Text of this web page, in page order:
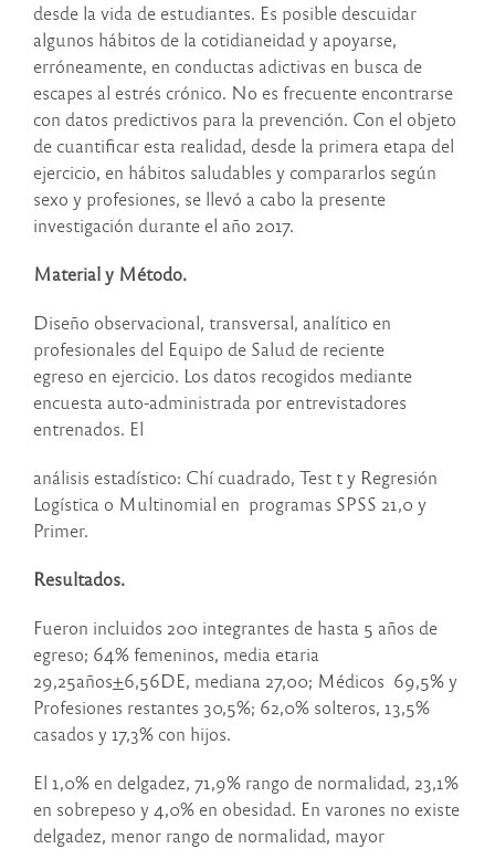
desde la vida de estudiantes. Es posible descuidar
algunos hábitos de la cotidianeidad y apoyarse,
erróneamente, en conductas adictivas en busca de
escapes al estrés crónico. No es frecuente encontrarse
con datos predictivos para la prevención. Con el objeto
de cuantificar esta realidad, desde la primera etapa del
ejercicio, en hábitos saludables y compararlos según
sexo y profesiones, se llevó a cabo la presente
investigación durante el año 2017.
Material y Método.
Diseño observacional, transversal, analítico en
profesionales del Equipo de Salud de reciente
egreso en ejercicio. Los datos recogidos mediante
encuesta auto-administrada por entrevistadores
entrenados. El
análisis estadístico: Chí cuadrado, Test t y Regresión
Logística o Multinomial en programas SPSS 21,0 y
Primer.
Resultados.
Fueron incluidos 200 integrantes de hasta 5 años de
egreso; 64% femeninos, media etaria
29,25años+6,56DE, mediana 27,00; Médicos 69,5% y
Profesiones restantes 30,5%; 62,0% solteros, 13,5%
casados y 17,3% con hijos.
El 1,0% en delgadez, 71,9% rango de normalidad, 23,1%
en sobrepeso y 4,0% en obesidad. En varones no existe
delgadez, menor rango de normalidad, mayor